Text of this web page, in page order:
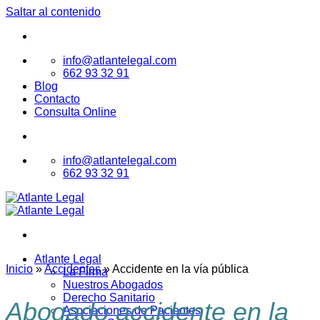
Saltar al contenido
info@atlantelegal.com
662 93 32 91
Blog
Contacto
Consulta Online
info@atlantelegal.com
662 93 32 91
Atlante Legal
La Firma
Nuestros Abogados
Derecho Sanitario
Asociaciones de Pacientes
Inicio »Accidentes »Accidente en la vía pública
Abogado accidente en la